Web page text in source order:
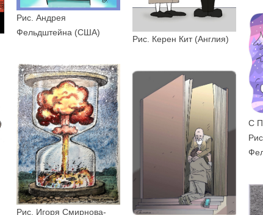
Рис. Андрея
Фельдштейна (США)
Рис. Керен Кит (Англия)
Рис. Игоря Смирнова-
С